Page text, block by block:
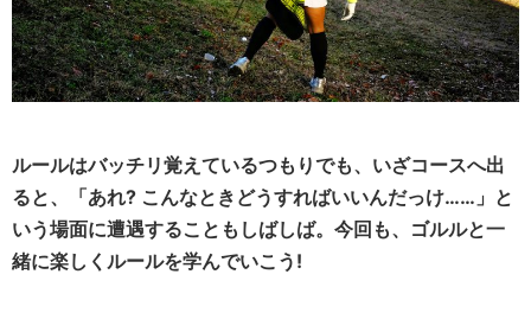
ルールはバッチリ覚えているつもりでも、いざコースへ出
ると、「あれ? こんなときどうすればいいんだっけ……」と
いう場面に遭遇することもしばしば。今回も、ゴルルと一
緒に楽しくルールを学んでいこう!